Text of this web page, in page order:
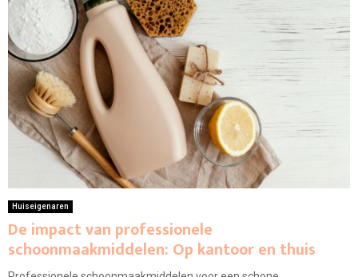
Huiseigenaren
De impact van professionele
schoonmaakmiddelen: Op kantoor en thuis